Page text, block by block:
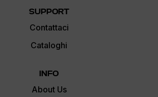
SUPPORT
Contattaci
Cataloghi
INFO
About Us